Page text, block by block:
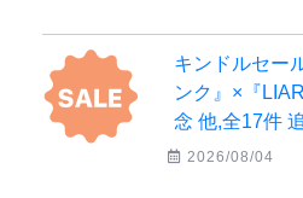
キンドルセー
ンク』×『
念 他,全17件
2026/08/04